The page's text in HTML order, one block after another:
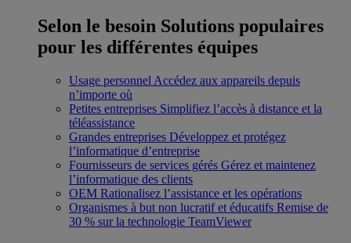
Selon le besoin Solutions populaires
pour les différentes équipes
Usage personnel Accédez aux appareils depuis
n’importe où
Petites entreprises Simplifiez l’accès à distance et la
téléassistance
Grandes entreprises Développez et protégez
l’informatique d’entreprise
Fournisseurs de services gérés Gérez et maintenez
l’informatique des clients
OEM Rationalisez l’assistance et les opérations
Organismes à but non lucratif et éducatifs Remise de
30 % sur la technologie TeamViewer